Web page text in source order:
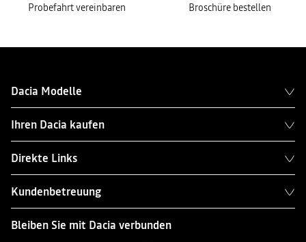
Probefahrt vereinbaren Broschüre bestellen
Dacia Modelle
Ihren Dacia kaufen
Direkte Links
Kundenbetreuung
Bleiben Sie mit Dacia verbunden